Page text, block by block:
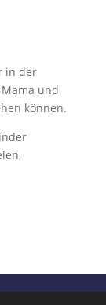
in der
und
können.